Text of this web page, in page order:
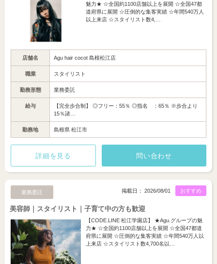
魅力★ ☆全国約1100店舗以上を展開 ☆全国47都
道府県に展開 ☆圧倒的な集客実績 ☆年間540万人
以上来店 ☆スタイリスト数4,…
店舗名 Agu hair cocot 島根松江店
職業 スタイリスト
勤務形態 業務委託
給与
【完全歩合制】 ◎フリー：55％ ◎指名 ：65％ ※歩合より
15％諸…
勤務地 島根県 松江市
詳細を見る 問い合わせ
業務委託 おすすめ
掲載日： 2026/08/01
美容師｜スタイリスト｜子育て中の方も歓迎
【CODE.LINE 松江学園店】 ★Agu.グループの魅
力★ ☆全国約1100店舗以上を展開 ☆全国47都道
府県に展開 ☆圧倒的な集客実績 ☆年間540万人以
上来店 ☆スタイリスト数4,700名以…